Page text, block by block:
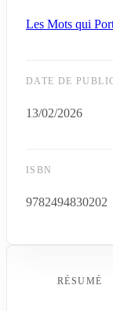
Les Mots qui
DATE DE
13/02/2026
ISBN
9782494830202
RÉSUMÉ